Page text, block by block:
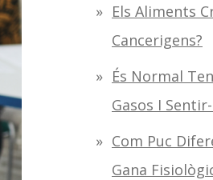
Els Aliments
Cancerigens?
És Normal
Gasos I
Com Puc
Gana